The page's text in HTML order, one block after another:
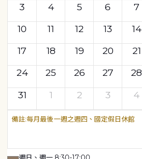
3
4 5 6 7
10
11 12 13 14
17
18 19 20 21
24
25 26 27 28
31
1 2 3 4
每月最後一週之週四、國定假日休館